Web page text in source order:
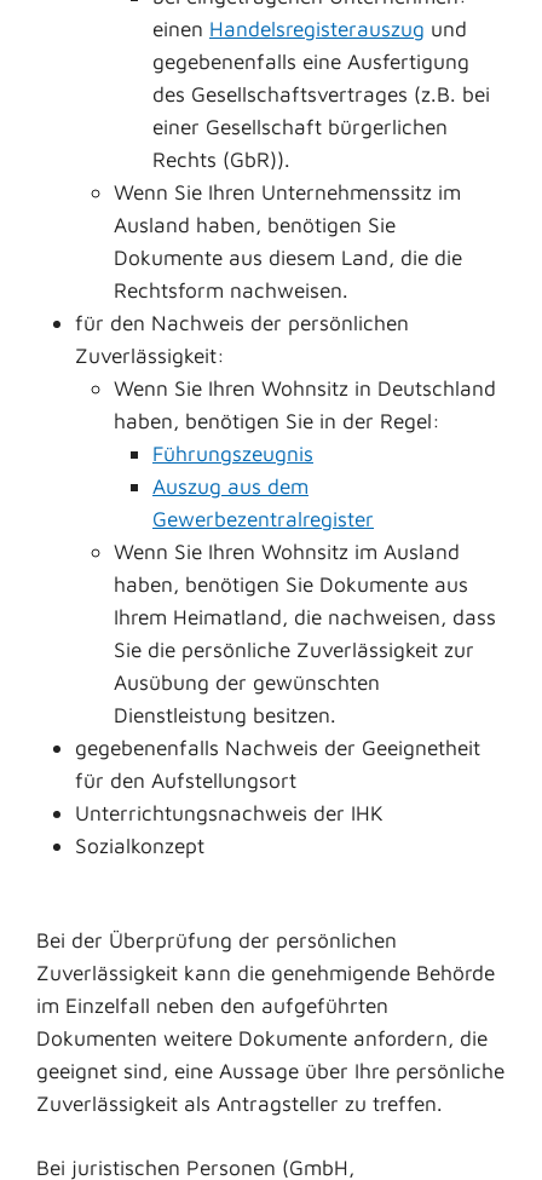
einen Handelsregisterauszug und
gegebenenfalls eine Ausfertigung
des Gesellschaftsvertrages (z.B. bei
einer Gesellschaft bürgerlichen
Rechts (GbR)).
Wenn Sie Ihren Unternehmenssitz im
Ausland haben, benötigen Sie
Dokumente aus diesem Land, die die
Rechtsform nachweisen.
für den Nachweis der persönlichen
Zuverlässigkeit:
Wenn Sie Ihren Wohnsitz in Deutschland
haben, benötigen Sie in der Regel:
Führungszeugnis
Auszug aus dem
Gewerbezentralregister
Wenn Sie Ihren Wohnsitz im Ausland
haben, benötigen Sie Dokumente aus
Ihrem Heimatland, die nachweisen, dass
Sie die persönliche Zuverlässigkeit zur
Ausübung der gewünschten
Dienstleistung besitzen.
gegebenenfalls Nachweis der Geeignetheit
für den Aufstellungsort
Unterrichtungsnachweis der IHK
Sozialkonzept
Bei der Überprüfung der persönlichen
Zuverlässigkeit kann die genehmigende Behörde
im Einzelfall neben den aufgeführten
Dokumenten weitere Dokumente anfordern, die
geeignet sind, eine Aussage über Ihre persönliche
Zuverlässigkeit als Antragsteller zu treffen.
Bei juristischen Personen (GmbH,